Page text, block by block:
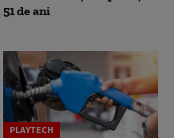
51 de ani
PLAYTECH